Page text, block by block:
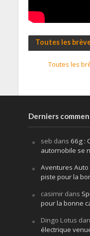
Toutes les
Toutes les
Derniers
seb dans 66g :
automobile se
Aventures Auto
piste pour la
casimirdans
pour la bonne
Dingo Lotus
électrique